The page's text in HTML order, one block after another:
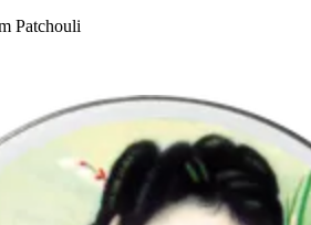
Patchouli